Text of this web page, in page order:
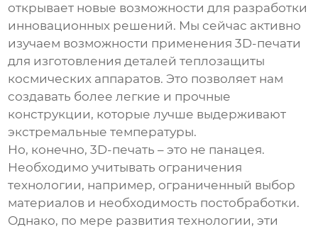
открывает новые возможности для разработки
инновационных решений. Мы сейчас активно
изучаем возможности применения 3D-печати
для изготовления деталей теплозащиты
космических аппаратов. Это позволяет нам
создавать более легкие и прочные
конструкции, которые лучше выдерживают
экстремальные температуры.
Но, конечно, 3D-печать – это не панацея.
Необходимо учитывать ограничения
технологии, например, ограниченный выбор
материалов и необходимость постобработки.
Однако, по мере развития технологии, эти